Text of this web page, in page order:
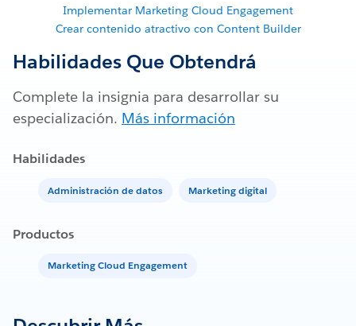
Implementar Marketing Cloud Engagement
Crear contenido atractivo con Content Builder
Habilidades Que Obtendrá
Complete la insignia para desarrollar su
especialización. Más información
Habilidades
Administración de datos Marketing digital
Productos
Marketing Cloud Engagement